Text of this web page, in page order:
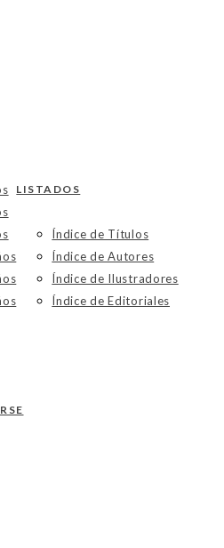
LISTADOS
Índice de Títulos
Índice de Autores
Índice de Ilustradores
Índice de Editoriales